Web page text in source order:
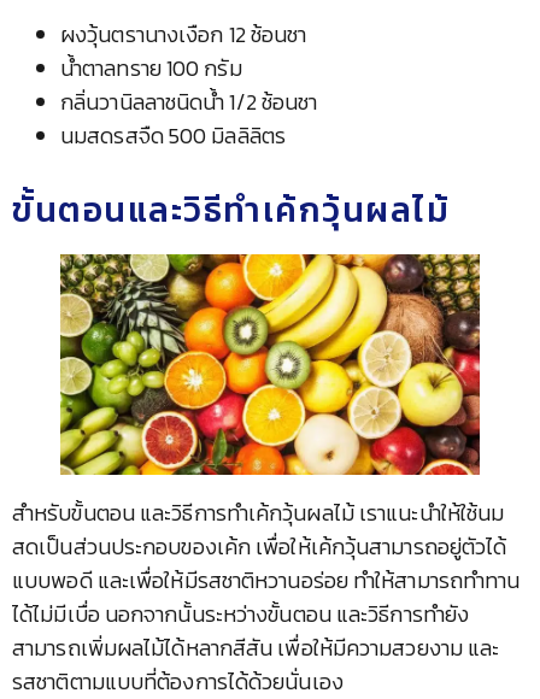
ผงวุ้นตรานางเงือก 12 ช้อนชา
น้ำตาลทราย 100 กรัม
กลิ่นวานิลลาชนิดน้ำ 1/2 ช้อนชา
นมสดรสจืด 500 มิลลิลิตร
ขั้นตอนและวิธีทำเค้กวุ้นผลไม้
สำหรับขั้นตอน และวิธีการทำเค้กวุ้นผลไม้ เราแนะนำให้ใช้นม
สดเป็นส่วนประกอบของเค้ก เพื่อให้เค้กวุ้นสามารถอยู่ตัวได้
แบบพอดี และเพื่อให้มีรสชาติหวานอร่อย ทำให้สามารถทำทาน
ได้ไม่มีเบื่อ นอกจากนั้นระหว่างขั้นตอน และวิธีการทำยัง
สามารถเพิ่มผลไม้ได้หลากสีสัน เพื่อให้มีความสวยงาม และ
รสชาติตามแบบที่ต้องการได้ด้วยนั่นเอง